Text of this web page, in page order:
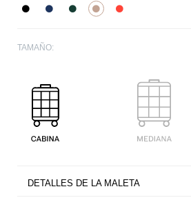
TAMAÑO:
DETALLES DE LA MALETA